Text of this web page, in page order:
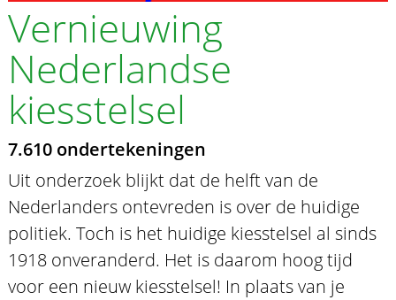
Vernieuwing
Nederlandse
kiesstelsel
7.610 ondertekeningen
Uit onderzoek blijkt dat de helft van de
Nederlanders ontevreden is over de huidige
politiek. Toch is het huidige kiesstelsel al sinds
1918 onveranderd. Het is daarom hoog tijd
voor een nieuw kiesstelsel! In plaats van je